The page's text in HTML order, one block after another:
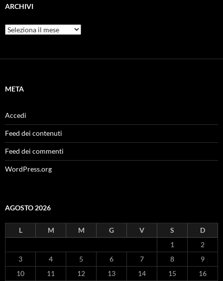
ARCHIVI
Archivi
META
Accedi
Feed dei contenuti
Feed dei commenti
WordPress.org
AGOSTO 2026
L M M G V S
D
1
2
3
4 5 6 7 8
9
10
11 12 13 14 15 16